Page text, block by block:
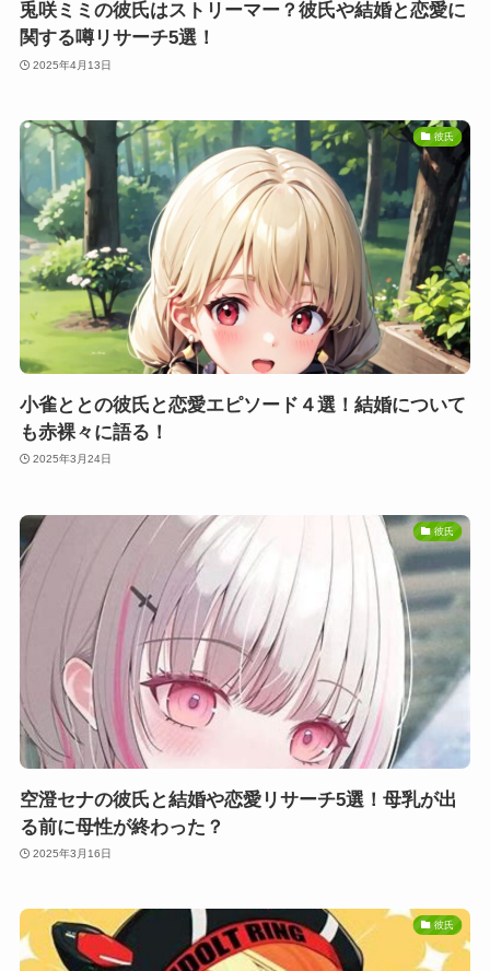
兎咲ミミの彼氏はストリーマー？彼氏や結婚と恋愛に
関する噂リサーチ5選！
2025年4月13日
彼氏
小雀ととの彼氏と恋愛エピソード４選！結婚について
も赤裸々に語る！
2025年3月24日
彼氏
空澄セナの彼氏と結婚や恋愛リサーチ5選！母乳が出
る前に母性が終わった？
2025年3月16日
彼氏